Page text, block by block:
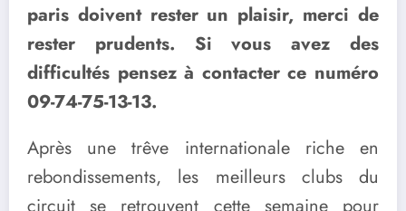
paris doivent rester un plaisir, merci de
rester prudents. Si vous avez des
difficultés pensez à contacter ce numéro
09-74-75-13-13.
Après une trêve internationale riche en
rebondissements, les meilleurs clubs du